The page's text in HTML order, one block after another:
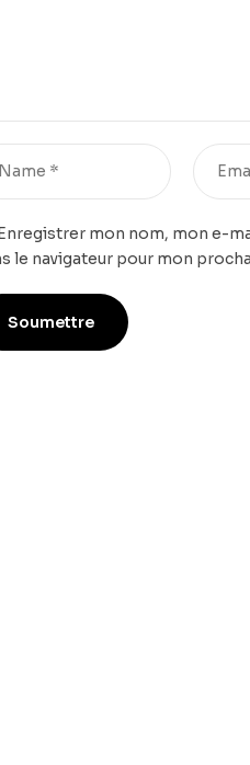
mon nom, mon e-
le navigateur pour mon